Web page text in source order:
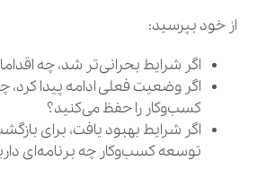
از خود بپرسید:
اگر شرایط بحرانی‌تر شد، چه
اگر وضعیت فعلی ادامه پیدا کرد،
کسب‌وکار را حفظ می‌کنید؟
اگر شرایط بهبود یافت، برای
توسعه کسب‌وکار چه برنامه‌ای